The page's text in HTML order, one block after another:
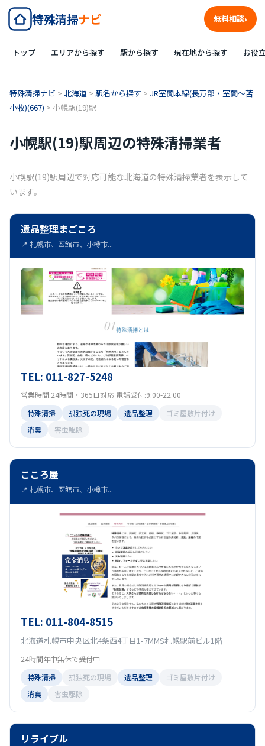
特殊清掃ナビ 無料相談
トップ エリアから探す 駅から探す 現在地から探す お役
特殊清掃ナビ > 北海道 > 駅名から探す > JR室蘭本線(長万部・室蘭～苫
小牧)(667) > 小幌駅(19)駅
小幌駅(19)駅周辺の特殊清掃業者
小幌駅(19)駅周辺で対応可能な北海道の特殊清掃業者を表示して
います。
遺品整理まごころ
📍 札幌市、函館市、小樽市...
TEL: 011-827-5248
営業時間:24時間・365日対応 電話受付:9:00-22:00
特殊清掃
孤独死の現場 遺品整理
ゴミ屋敷片付け
消臭
害虫駆除
こころ屋
📍 札幌市、函館市、小樽市...
TEL: 011-804-8515
北海道札幌市中央区北4条西4丁目1-7MMS札幌駅前ビル1階
24時間年中無休で受付中
特殊清掃
孤独死の現場 遺品整理
ゴミ屋敷片付け
消臭
害虫駆除
リライブル